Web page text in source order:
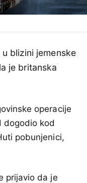
blizini jemenske
je britanska
operacije
dogodio kod
pobunjenici,
prijavio da je